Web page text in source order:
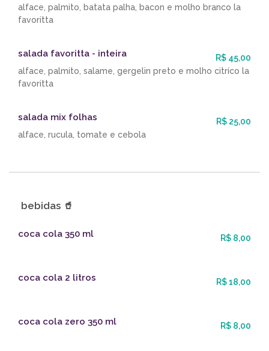
alface, palmito, batata palha, bacon e molho branco la
favoritta
salada favoritta - inteira
R$ 45,00
alface, palmito, salame, gergelin preto e molho citríco la
favoritta
salada mix folhas
R$ 25,00
alface, rucula, tomate e cebola
bebidas 🥤
coca cola 350 ml R$ 8,00
coca cola 2 litros R$ 18,00
coca cola zero 350 ml R$ 8,00